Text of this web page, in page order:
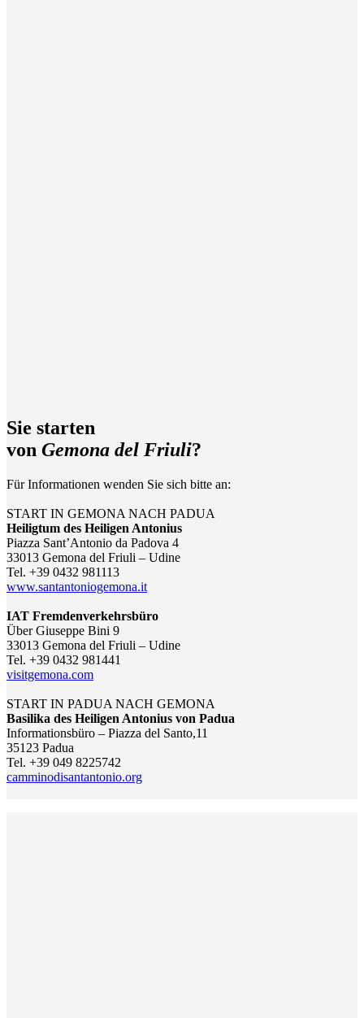
Sie starten
von Gemona del Friuli?
Für Informationen wenden Sie sich bitte an:
START IN GEMONA NACH PADUA
Heiligtum des Heiligen Antonius
Piazza Sant’Antonio da Padova 4
33013 Gemona del Friuli – Udine
Tel. +39 0432 981113
www.santantoniogemona.it
IAT Fremdenverkehrsbüro
Über Giuseppe Bini 9
33013 Gemona del Friuli – Udine
Tel. +39 0432 981441
visitgemona.com
START IN PADUA NACH GEMONA
Basilika des Heiligen Antonius von Padua
Informationsbüro – Piazza del Santo,11
35123 Padua
Tel. +39 049 8225742
camminodisantantonio.org